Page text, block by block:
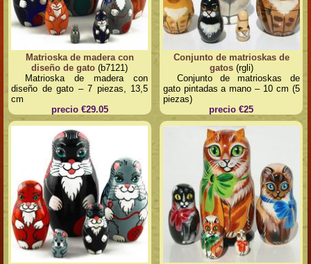
Matrioska de madera con
diseño de gato (b7121)
Matrioska de madera con
diseño de gato – 7 piezas, 13,5
cm
precio €29.05
Conjunto de matrioskas de
gatos(rgli)
Conjunto de matrioskas de
gato pintadas a mano – 10 cm (5
piezas)
precio €25